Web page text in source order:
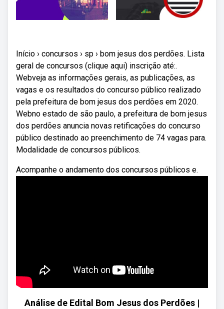
Início › concursos › sp › bom jesus dos perdões. Lista
geral de concursos (clique aqui) inscrição até:.
Webveja as informações gerais, as publicações, as
vagas e os resultados do concurso público realizado
pela prefeitura de bom jesus dos perdões em 2020.
Webno estado de são paulo, a prefeitura de bom jesus
dos perdões anuncia novas retificações do concurso
público destinado ao preenchimento de 74 vagas para.
Modalidade de concursos públicos.
Acompanhe o andamento dos concursos públicos e.
Análise de Edital Bom Jesus dos Perdões |